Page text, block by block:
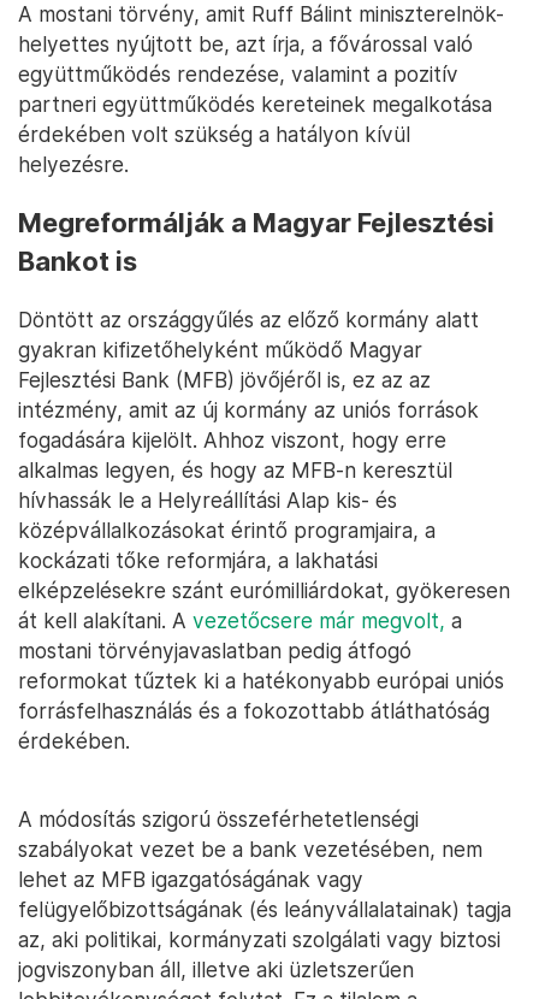
A mostani törvény, amit Ruff Bálint miniszterelnök-
helyettes nyújtott be, azt írja, a fővárossal való
együttműködés rendezése, valamint a pozitív
partneri együttműködés kereteinek megalkotása
érdekében volt szükség a hatályon kívül
helyezésre.
Megreformálják a Magyar Fejlesztési
Bankot is
Döntött az országgyűlés az előző kormány alatt
gyakran kifizetőhelyként működő Magyar
Fejlesztési Bank (MFB) jövőjéről is, ez az az
intézmény, amit az új kormány az uniós források
fogadására kijelölt. Ahhoz viszont, hogy erre
alkalmas legyen, és hogy az MFB-n keresztül
hívhassák le a Helyreállítási Alap kis- és
középvállalkozásokat érintő programjaira, a
kockázati tőke reformjára, a lakhatási
elképzelésekre szánt eurómilliárdokat, gyökeresen
át kell alakítani. A vezetőcsere már megvolt, a
mostani törvényjavaslatban pedig átfogó
reformokat tűztek ki a hatékonyabb európai uniós
forrásfelhasználás és a fokozottabb átláthatóság
érdekében.
A módosítás szigorú összeférhetetlenségi
szabályokat vezet be a bank vezetésében, nem
lehet az MFB igazgatóságának vagy
felügyelőbizottságának (és leányvállalatainak) tagja
az, aki politikai, kormányzati szolgálati vagy biztosi
jogviszonyban áll, illetve aki üzletszerűen